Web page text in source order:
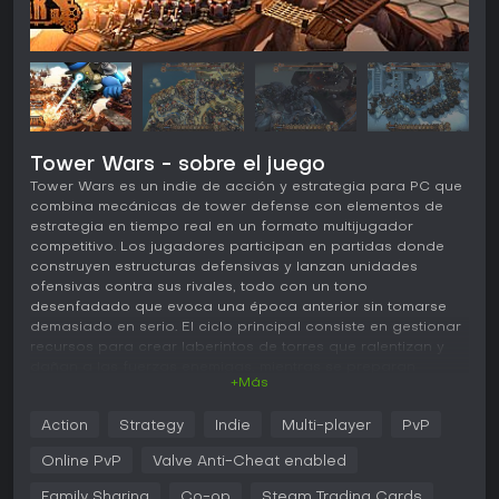
Tower Wars - sobre el juego
Tower Wars es un indie de acción y estrategia para PC que
combina mecánicas de tower defense con elementos de
estrategia en tiempo real en un formato multijugador
competitivo. Los jugadores participan en partidas donde
construyen estructuras defensivas y lanzan unidades
ofensivas contra sus rivales, todo con un tono
desenfadado que evoca una época anterior sin tomarse
demasiado en serio. El ciclo principal consiste en gestionar
recursos para crear laberintos de torres que ralentizan y
oleadas de unidades especializadas para atravesar las
jugador coloca torres a lo largo de los caminos que
+Más
Action Strategy Indie Multi-player PvP
Online PvP Valve Anti-Cheat enabled